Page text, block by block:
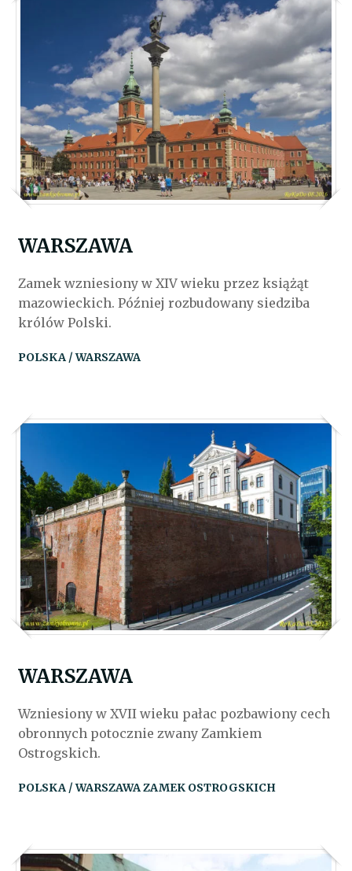
WARSZAWA
Zamek wzniesiony w XIV wieku przez książąt
mazowieckich. Później rozbudowany siedziba
królów Polski.
POLSKA / WARSZAWA
WARSZAWA
Wzniesiony w XVII wieku pałac pozbawiony cech
obronnych potocznie zwany Zamkiem
Ostrogskich.
POLSKA / WARSZAWA ZAMEK OSTROGSKICH